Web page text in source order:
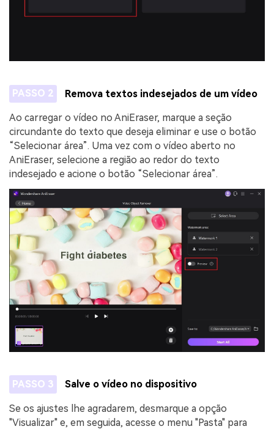
PASSO 2 Remova textos indesejados de um vídeo
Ao carregar o vídeo no AniEraser, marque a seção
circundante do texto que deseja eliminar e use o botão
“Selecionar área”. Uma vez com o vídeo aberto no
AniEraser, selecione a região ao redor do texto
indesejado e acione o botão “Selecionar área”.
PASSO 3 Salve o vídeo no dispositivo
Se os ajustes lhe agradarem, desmarque a opção
"Visualizar" e, em seguida, acesse o menu "Pasta" para